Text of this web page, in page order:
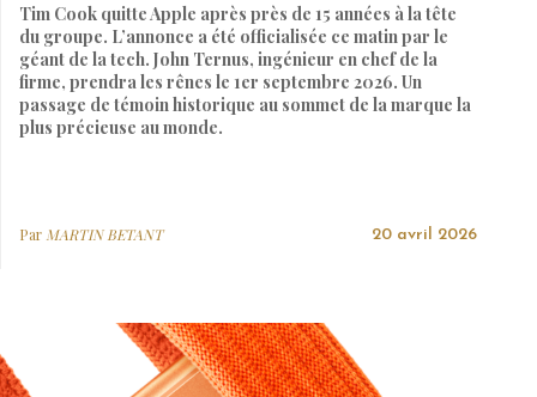
Tim Cook quitte Apple après près de 15 années à la tête
du groupe. L’annonce a été officialisée ce matin par le
géant de la tech. John Ternus, ingénieur en chef de la
firme, prendra les rênes le 1er septembre 2026. Un
passage de témoin historique au sommet de la marque la
plus précieuse au monde.
Par MARTIN BETANT 20 avril 2026